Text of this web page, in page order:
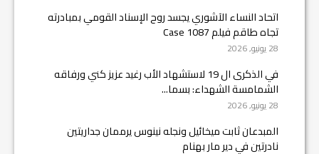
اتحاد النساء الآشوري يجسد روح الإسناد القومي بمبادرته
تجاه طاقم فيلم Case 1087
28 يونيو, 2026
في الذكرى ال 19 لاستشهاد الأب رغيد عزيز كني ورفاقه
الشمامسة الشهداء: بسما...
28 يونيو, 2026
المبدعان ثابت ميخائيل ونجله نينوس يرممان جداريتين
نادرتين في دير مار بهنام